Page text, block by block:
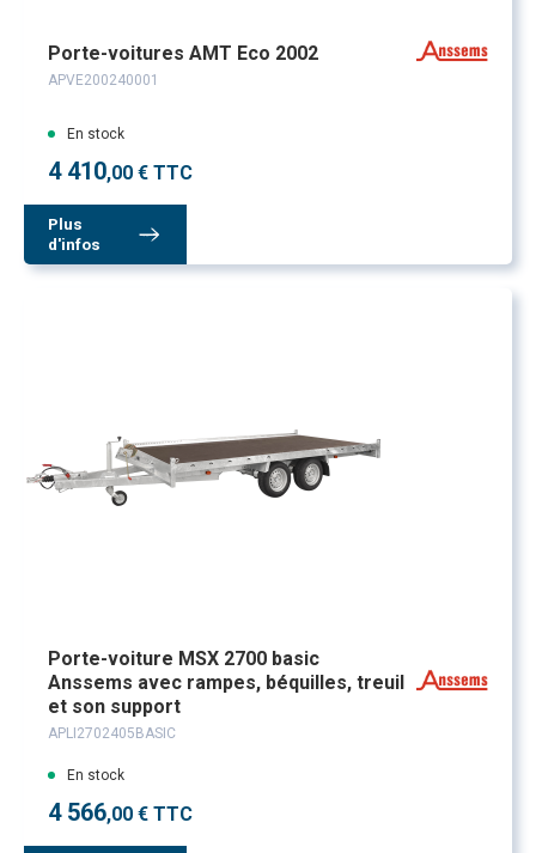
Porte-voitures AMT Eco 2002
APVE200240001
En stock
4 410,00 € TTC
Plus
d'infos
Porte-voiture MSX 2700 basic
Anssems avec rampes, béquilles, treuil
et son support
APLI2702405BASIC
En stock
4 566,00 € TTC